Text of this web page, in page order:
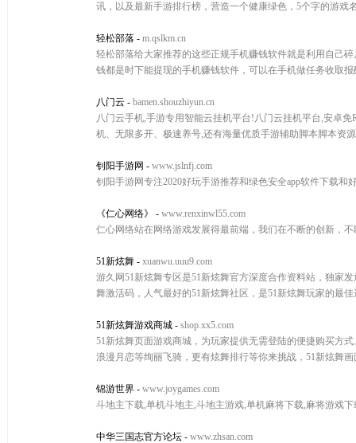
讯，以及最新手游排行榜，营造一个健康绿色，5个字的游戏
轻松部落 - m.qslkm.cn
轻松部落给大家推荐的这些正规手机赚钱软件就是利用自己
钱都是时下能提现的手机赚钱软件，可以在手机做任务收取
八门云 - bamen.shouzhiyun.cn
八门云手机,手游专用智能云挂机平台!八门云挂机平台,安卓
机、无限多开、极速养号,还有海量优质手游辅助脚本脚本资
钊阳手游网 - www.jslnfj.com
钊阳手游网专注2020好玩手游推荐和绿色安全app软件下载
《仁心网络》 - www.renxinwl55.com
仁心网络站在网络游戏发展得最前端，我们在不断的创新，
51新炫舞 - xuanwu.uuu9.com
游久网51新炫舞专区是51新炫舞官方深度合作资料站，独家
舞激活码，人气最好的51新炫舞社区，是51新炫舞玩家的最佳
51新炫舞游戏商城 - shop.xx5.com
51新炫舞页面游戏商城，为玩家提供无需登陆的便捷购买方
浪漫月恋等绚丽飞骑，更有炫舞排行等你来挑战，51新炫舞
锦游世界 - www.joygames.com
斗地主下载,单机斗地主,斗地主游戏,单机麻将下载,麻将游戏
中华三国志官方论坛 - www.zhsan.com